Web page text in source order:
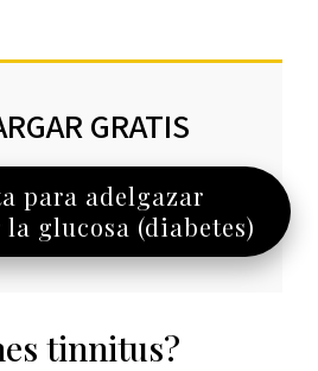
GRATIS
para adelgazar
glucosa (diabetes)
tinnitus?